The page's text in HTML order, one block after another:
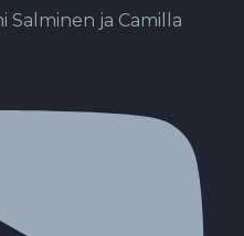
Salminen ja Camilla